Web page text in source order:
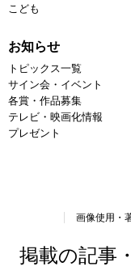
こども
お知らせ
トピックス一覧
サイン会・イベント
各賞・作品募集
テレビ・映画化情報
プレゼント
画像使用・
掲載の記事